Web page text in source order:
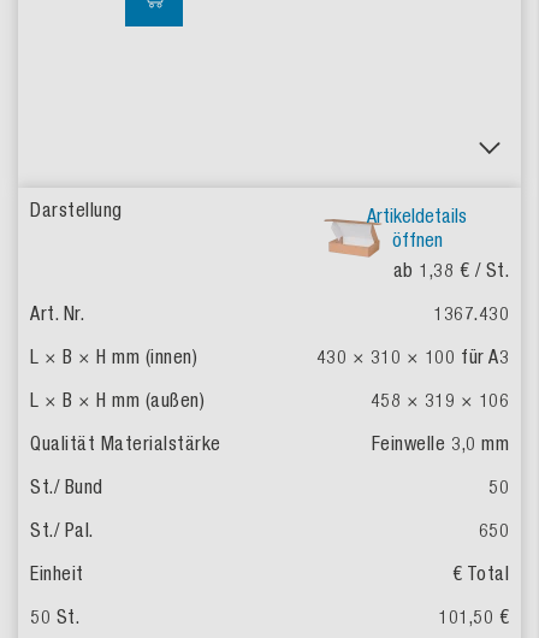
Artikeldetails
öffnen
ab 1,38 € / St.
1367.430
430 × 310 × 100 für A3
458 × 319 × 106
Feinwelle 3,0 mm
50
650
€ Total
101,50 €